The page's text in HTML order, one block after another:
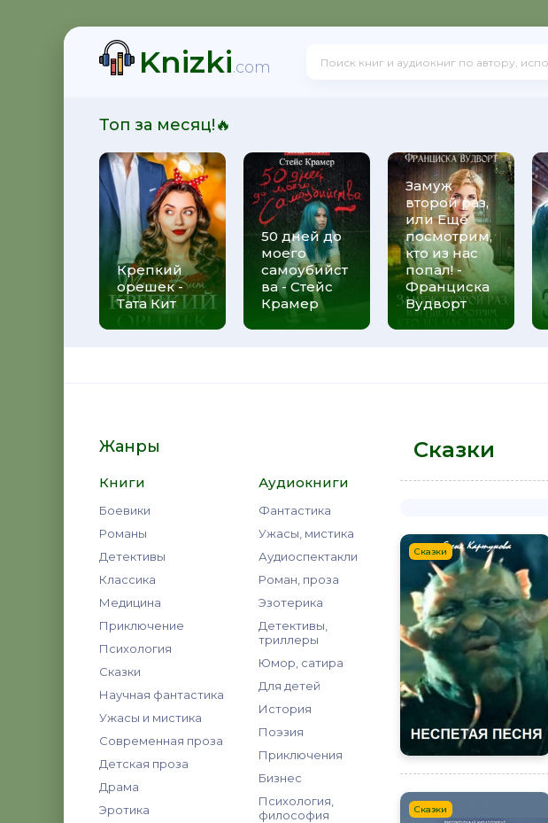
Knizki.com
Топ за месяц!🔥
Крепкий
орешек -
Тата Кит
50 дней до
моего
самоубийст
ва - Стейс
Крамер
Замуж
второй раз,
или Ещё
посмотрим,
кто из нас
попал! -
Франциска
Вудворт
Жанры
Книги
Боевики
Романы
Детективы
Классика
Медицина
Приключение
Психология
Сказки
Научная фантастика
Ужасы и мистика
Современная проза
Детская проза
Драма
Эротика
Аудиокниги
Фантастика
Ужасы, мистика
Аудиоспектакли
Роман, проза
Эзотерика
Детективы,
триллеры
Юмор, сатира
Для детей
История
Поэзия
Приключения
Бизнес
Психология,
философия
Сказки
Сказки
Сказки